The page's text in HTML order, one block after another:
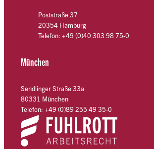
Poststraße 37
20354 Hamburg
Telefon: +49 (0)40 303 98 75-0
München
Sendlinger Straße 33a
80331 München
Telefon: +49 (0)89 255 49 35-0